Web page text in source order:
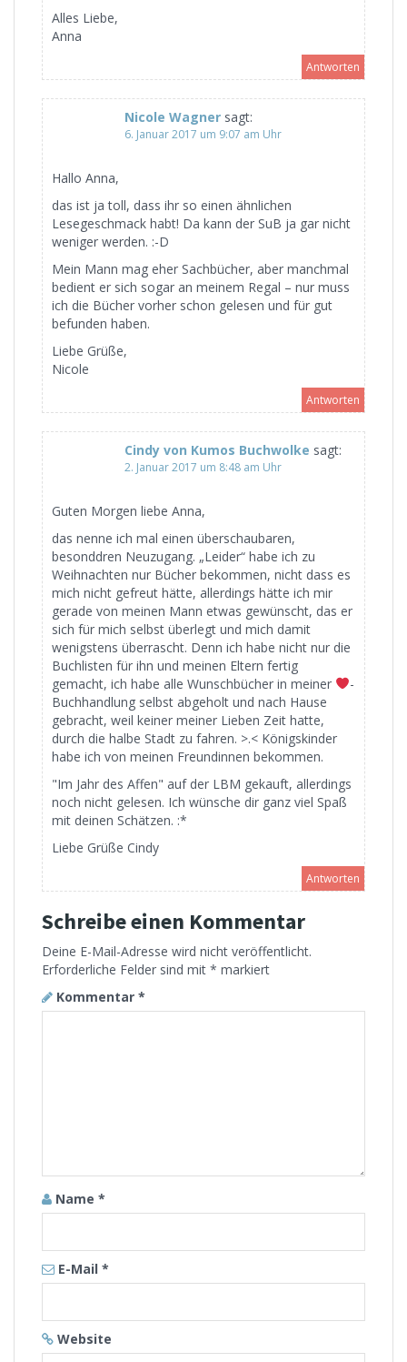
Alles Liebe,
Anna
Antworten
Nicole Wagner sagt:
6. Januar 2017 um 9:07 am Uhr
Hallo Anna,
das ist ja toll, dass ihr so einen ähnlichen
Lesegeschmack habt! Da kann der SuB ja gar nicht
weniger werden. :-D
Mein Mann mag eher Sachbücher, aber manchmal
bedient er sich sogar an meinem Regal – nur muss
ich die Bücher vorher schon gelesen und für gut
befunden haben.
Liebe Grüße,
Nicole
Antworten
Cindy von Kumos Buchwolke sagt:
2. Januar 2017 um 8:48 am Uhr
Guten Morgen liebe Anna,
das nenne ich mal einen überschaubaren,
besonddren Neuzugang. „Leider“ habe ich zu
Weihnachten nur Bücher bekommen, nicht dass es
mich nicht gefreut hätte, allerdings hätte ich mir
gerade von meinen Mann etwas gewünscht, das er
sich für mich selbst überlegt und mich damit
wenigstens überrascht. Denn ich habe nicht nur die
Buchlisten für ihn und meinen Eltern fertig
gemacht, ich habe alle Wunschbücher in meiner
-
Buchhandlung selbst abgeholt und nach Hause
gebracht, weil keiner meiner Lieben Zeit hatte,
durch die halbe Stadt zu fahren. >.< Königskinder
habe ich von meinen Freundinnen bekommen.
"Im Jahr des Affen" auf der LBM gekauft, allerdings
noch nicht gelesen. Ich wünsche dir ganz viel Spaß
mit deinen Schätzen. :*
Liebe Grüße Cindy
Antworten
Schreibe einen Kommentar
Deine E-Mail-Adresse wird nicht veröffentlicht.
Erforderliche Felder sind mit * markiert
Kommentar *
Name *
E-Mail *
Website